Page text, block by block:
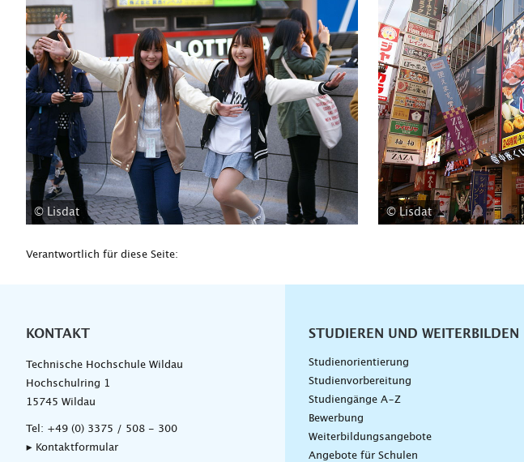
© Lisdat © Lisdat
Verantwortlich für diese Seite:
KONTAKT
Technische Hochschule Wildau
Hochschulring 1
15745 Wildau
Tel: +49 (0) 3375 / 508 - 300
▸ Kontaktformular
Unternavigation
STUDIEREN UND WEITERBILDEN
Studienorientierung
Studienvorbereitung
Studiengänge A–Z
Bewerbung
Weiterbildungsangebote
Angebote für Schulen